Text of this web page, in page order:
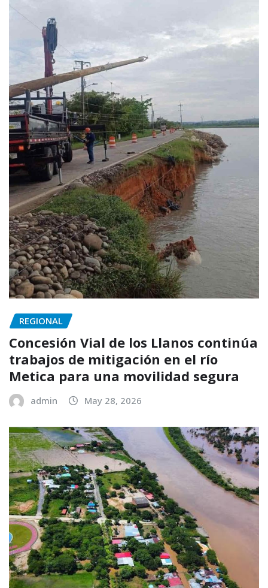
REGIONAL
Concesión Vial de los Llanos continúa
trabajos de mitigación en el río
Metica para una movilidad segura
admin May 28, 2026